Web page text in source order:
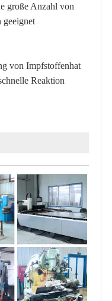
große Anzahl von
von Impfstoffenhat
Reaktion